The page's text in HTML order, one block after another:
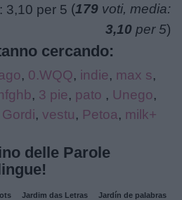
(179 voti, media:
3,10 per 5)
cercando:
, 0.WQQ, indie, max s,
, 3 pie, pato , Unego,
Gordi, vestu, Petoa, milk+
delle Parole
Jardim das Letras Jardín de palabras